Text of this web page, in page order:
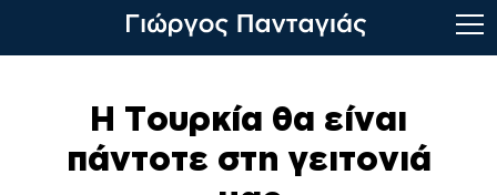
Η Τουρκία θα είναι
πάντοτε στη γειτονιά